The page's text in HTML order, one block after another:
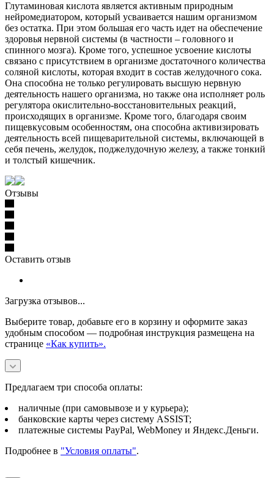
Глутаминовая кислота является активным природным
нейромедиатором, который усваивается нашим организмом
без остатка. При этом большая его часть идет на обеспечение
здоровья нервной системы (в частности – головного и
спинного мозга). Кроме того, успешное усвоение кислоты
связано с присутствием в организме достаточного количества
соляной кислоты, которая входит в состав желудочного сока.
Она способна не только регулировать высшую нервную
деятельность нашего организма, но также она исполняет роль
регулятора окислительно-восстановительных реакций,
происходящих в организме. Кроме того, благодаря своим
пищевкусовым особенностям, она способна активизировать
деятельность всей пищеварительной системы, включающей в
себя печень, желудок, поджелудочную железу, а также тонкий
и толстый кишечник.
Отзывы
Оставить отзыв
Загрузка отзывов...
Выберите товар, добавьте его в корзину и оформите заказ
удобным способом — подробная инструкция размещена на
странице «Как купить».
Предлагаем три способа оплаты:
наличные (при самовывозе и у курьера);
банковские карты через систему ASSIST;
платежные системы PayPal, WebMoney и Яндекс.Деньги.
Подробнее в "Условия оплаты".